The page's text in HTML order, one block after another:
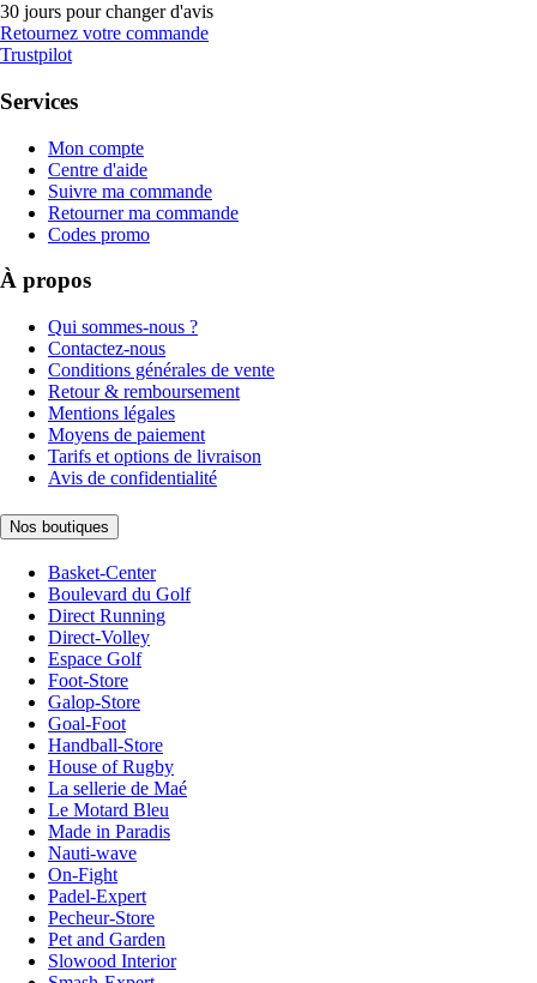
30 jours pour changer d'avis
Retournez votre commande
Trustpilot
Services
Mon compte
Centre d'aide
Suivre ma commande
Retourner ma commande
Codes promo
À propos
Qui sommes-nous ?
Contactez-nous
Conditions générales de vente
Retour & remboursement
Mentions légales
Moyens de paiement
Tarifs et options de livraison
Avis de confidentialité
Nos boutiques
Basket-Center
Boulevard du Golf
Direct Running
Direct-Volley
Espace Golf
Foot-Store
Galop-Store
Goal-Foot
Handball-Store
House of Rugby
La sellerie de Maé
Le Motard Bleu
Made in Paradis
Nauti-wave
On-Fight
Padel-Expert
Pecheur-Store
Pet and Garden
Slowood Interior